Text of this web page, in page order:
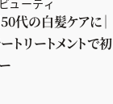
ビューティ
代の白髪ケアに｜
トリートメントで初